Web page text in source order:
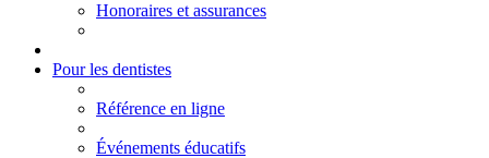
Honoraires et assurances
Pour les dentistes
Référence en ligne
Événements éducatifs